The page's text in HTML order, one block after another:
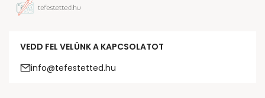
VEDD FEL VELÜNK A KAPCSOLATOT
info@tefestetted.hu